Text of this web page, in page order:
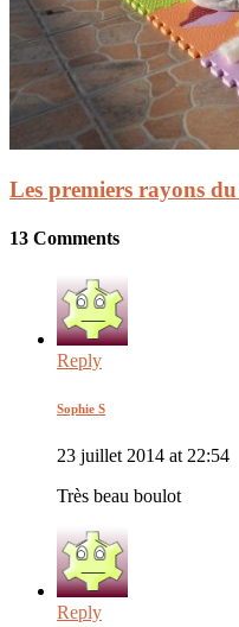
Les premiers rayons du
13 Comments
Reply
Sophie S
23 juillet 2014 at 22:54
Très beau boulot
Reply